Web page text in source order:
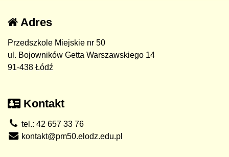
Adres
Przedszkole Miejskie nr 50
ul. Bojowników Getta Warszawskiego 14
91-438 Łódź
Kontakt
tel.: 42 657 33 76
kontakt@pm50.elodz.edu.pl